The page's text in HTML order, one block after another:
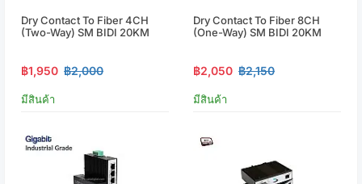
Dry Contact To Fiber 4CH
(Two-Way) SM BIDI 20KM
฿1,950 ฿2,000
มีสินค้า
Dry Contact To Fiber 8CH
(One-Way) SM BIDI 20KM
฿2,050 ฿2,150
มีสินค้า